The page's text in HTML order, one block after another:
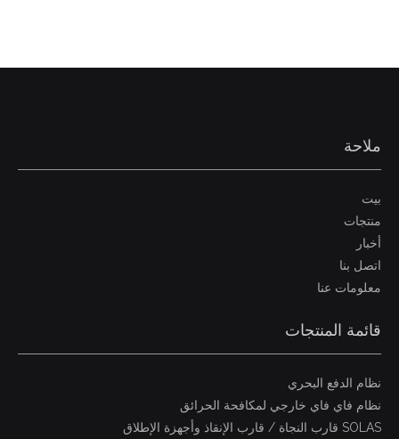
ملاحة
بيت
منتجات
أخبار
اتصل بنا
معلومات عنا
قائمة المنتجات
نظام الدفع البحري
نظام فاي فاي خارجي لمكافحة الحرائق
SOLAS قارب النجاة / قارب الإنقاذ وأجهزة الإطلاق